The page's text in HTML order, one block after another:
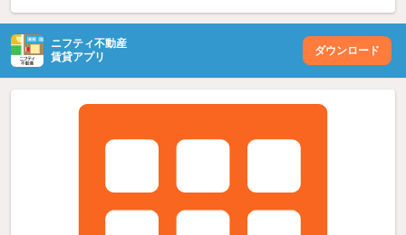
ニフティ不動産
賃貸アプリ
ダウンロード